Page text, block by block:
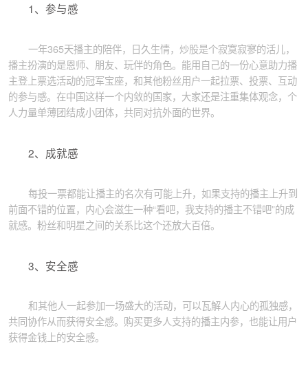
1、参与感
一年365天播主的陪伴，日久生情，炒股是个寂寞寂寥的活儿，
播主扮演的是恩师、朋友、玩伴的角色。能用自己的一份心意助力播
主登上票选活动的冠军宝座，和其他粉丝用户一起拉票、投票、互动
的参与感。在中国这样一个内敛的国家，大家还是注重集体观念，个
人力量单薄团结成小团体，共同对抗外面的世界。
2、成就感
每投一票都能让播主的名次有可能上升，如果支持的播主上升到
前面不错的位置，内心会滋生一种“看吧，我支持的播主不错吧”的成
就感。粉丝和明星之间的关系比这个还放大百倍。
3、安全感
和其他人一起参加一场盛大的活动，可以瓦解人内心的孤独感，
共同协作从而获得安全感。购买更多人支持的播主内参，也能让用户
获得金钱上的安全感。